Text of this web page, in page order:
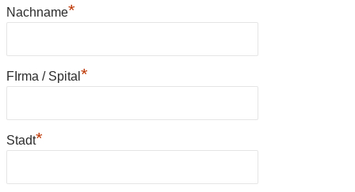
Nachname*
FIrma / Spital *
Stadt*